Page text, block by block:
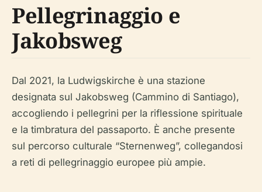
Pellegrinaggio e
Jakobsweg
Dal 2021, la Ludwigskirche è una stazione
designata sul Jakobsweg (Cammino di Santiago),
accogliendo i pellegrini per la riflessione spirituale
e la timbratura del passaporto. È anche presente
sul percorso culturale “Sternenweg”, collegandosi
a reti di pellegrinaggio europee più ampie.